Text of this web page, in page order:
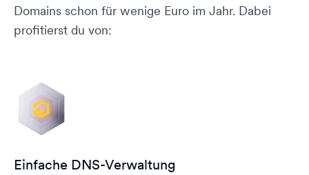
Domains schon für wenige Euro im Jahr. Dabei
profitierst du von:
Einfache DNS-Verwaltung